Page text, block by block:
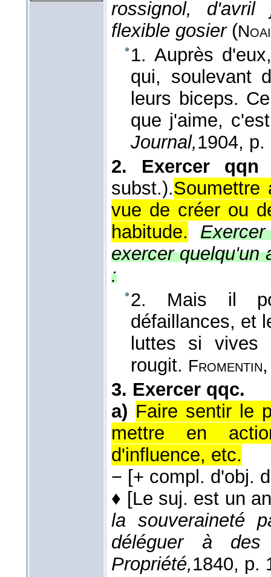
rossignol, d'avril
flexible gosier(
1. Auprès
qui, soulevant
leurs biceps.
que j'aime,
Journal,1904, p.
2.
Exercer qqn
subst.).Soumettre
vue de créer ou
habitude.
exercer quelqu'un
:
2. Mais il
défaillances, et
luttes si vives
rougit. Fromentin
3. Exercer qqc.
a) Faire sentir le
mettre en
d'influence, etc.
− [+ compl. d'obj.
♦ [Le suj. est un
la souveraineté
déléguer à
Propriété,1840, p.